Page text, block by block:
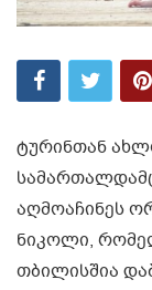
ტურინთან
აღმოაჩინეს
ნიკოლი,
თბილისშია